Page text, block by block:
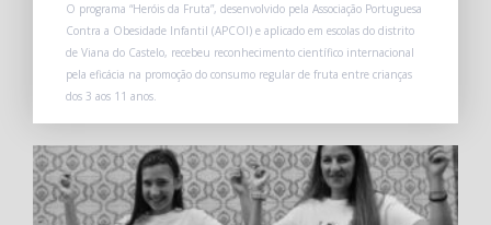
O programa “Heróis da Fruta”, desenvolvido pela Associação Portuguesa
Contra a Obesidade Infantil (APCOI) e aplicado em escolas do distrito
de Viana do Castelo, recebeu reconhecimento científico internacional
pela eficácia na promoção do consumo regular de fruta entre crianças
dos 3 aos 11 anos.